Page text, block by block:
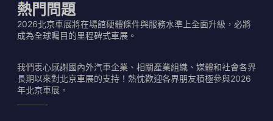
熱門問題
2026北京車展將在場館硬體條件與服務水準上全面升級，必將
成為全球矚目的里程碑式車展。
我們衷心感謝國內外汽車企業、相關產業組織、媒體和社會各界
長期以來對北京車展的支持！熱忱歡迎各界朋友積極參與2026
年北京車展。